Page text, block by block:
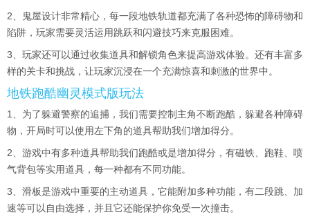
2、鬼屋设计非常精心，每一段地铁轨道都充满了各种恐怖的障碍物和
陷阱，玩家需要灵活运用跳跃和闪避技巧来克服困难。
3、玩家还可以通过收集道具和解锁角色来提高游戏体验。还有丰富多
样的关卡和挑战，让玩家沉浸在一个充满惊喜和刺激的世界中。
地铁跑酷幽灵模式版玩法
1、为了躲避警察的追捕，我们需要控制主角不断跑酷，躲避各种障碍
物，开局时可以使用左下角的道具帮助我们增加得分。
2、游戏中有多种道具帮助我们跑酷或是增加得分，有磁铁、跑鞋、喷
气背包等实用道具，每一种都有不同功能。
3、滑板是游戏中重要的主动道具，它能附加多种功能，有二段跳、加
速等可以自由选择，并且它还能保护你免受一次撞击。